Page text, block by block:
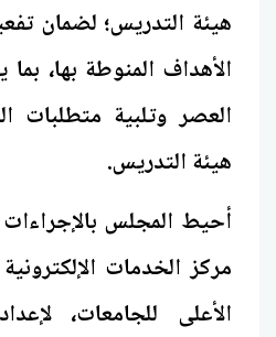
هيئة التدريس؛ لضمان
الأهداف المنوطة بها،
العصر وتلبية متطلبات
هيئة التدريس.
أحيط المجلس بالإجراءات
مركز الخدمات
الأعلى للجامعات،